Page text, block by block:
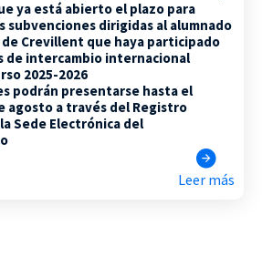
ya está abierto el plazo para
subvenciones dirigidas al alumnado
Crevillent que haya participado
de intercambio internacional
2025-2026
podrán presentarse hasta el
agosto a través del Registro
Sede Electrónica del
Leer más